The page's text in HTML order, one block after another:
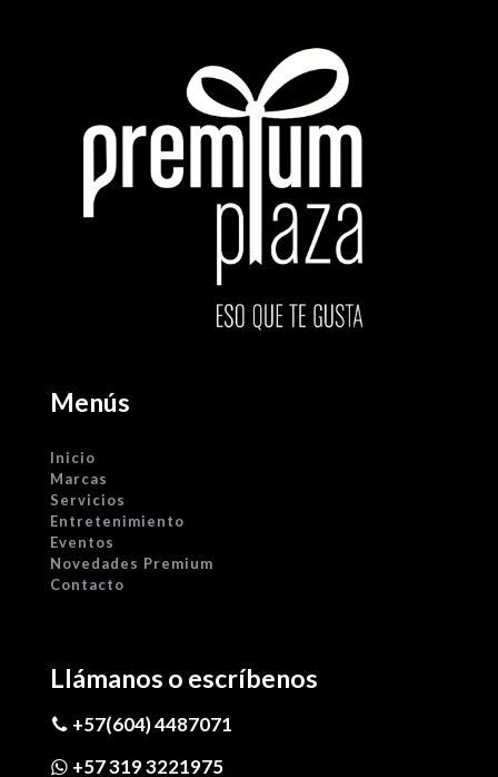
Menús
Inicio
Marcas
Servicios
Entretenimiento
Eventos
Novedades Premium
Contacto
Llámanos o escríbenos
+57(604) 4487071
+57 319 3221975